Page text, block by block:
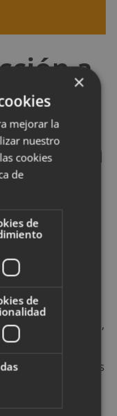
a
la adicción a
de
fuerza de
Siguiendo
anteriormente,
impulsos
realizar compras
×
mejorar la
nuestro
cookies
de
de
de